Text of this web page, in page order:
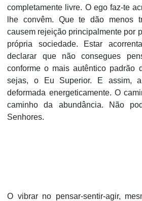
completamente livre. O ego faz-te
lhe convêm. Que te dão menos
causem rejeição principalmente por
própria sociedade. Estar
declarar que não consegues
conforme o mais autêntico padrão
sejas, o Eu Superior. E assim,
deformada energeticamente. O
caminho da abundância. Não
Senhores.
O vibrar no pensar-sentir-agir,